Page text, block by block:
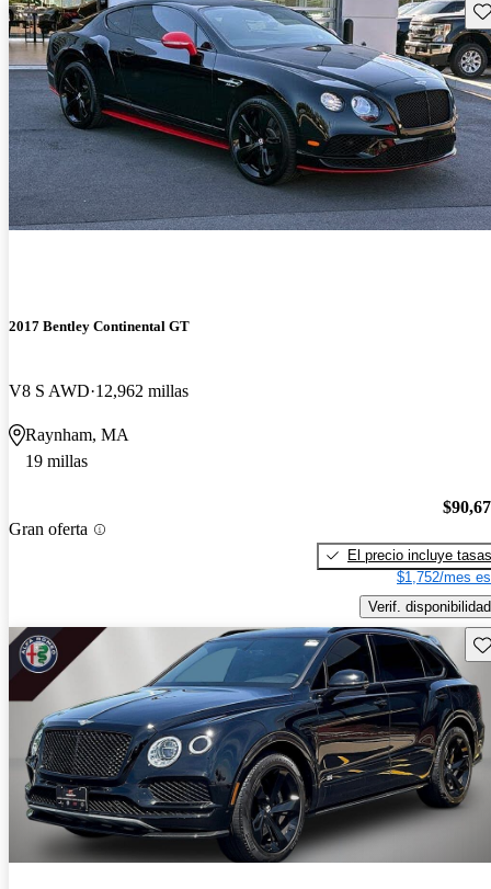
2017 Bentley Continental GT
V8 S AWD 12,962 millas
Raynham, MA
19 millas
Gran oferta
El precio incluye tasas
$1,752/mes
Verif. disponibilidad